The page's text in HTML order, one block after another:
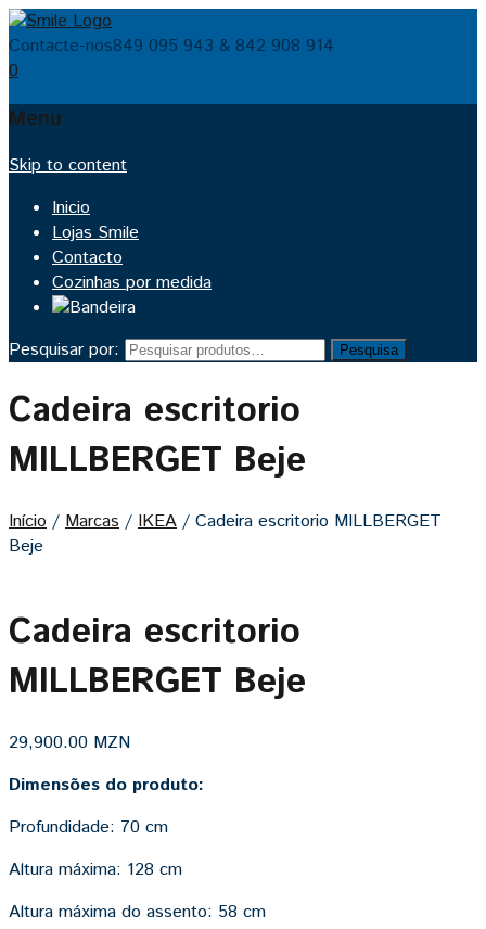
Contacte-nos849 095 943 & 842 908 914
0
Menu
Skip to content
Inicio
Lojas Smile
Contacto
Cozinhas por medida
Pesquisar por: Pesquisa
Cadeira escritorio
MILLBERGET Beje
Início / Marcas / IKEA / Cadeira escritorio MILLBERGET
Beje
Cadeira escritorio
MILLBERGET Beje
29,900.00 MZN
Dimensões do produto:
Profundidade: 70 cm
Altura máxima: 128 cm
Altura máxima do assento: 58 cm